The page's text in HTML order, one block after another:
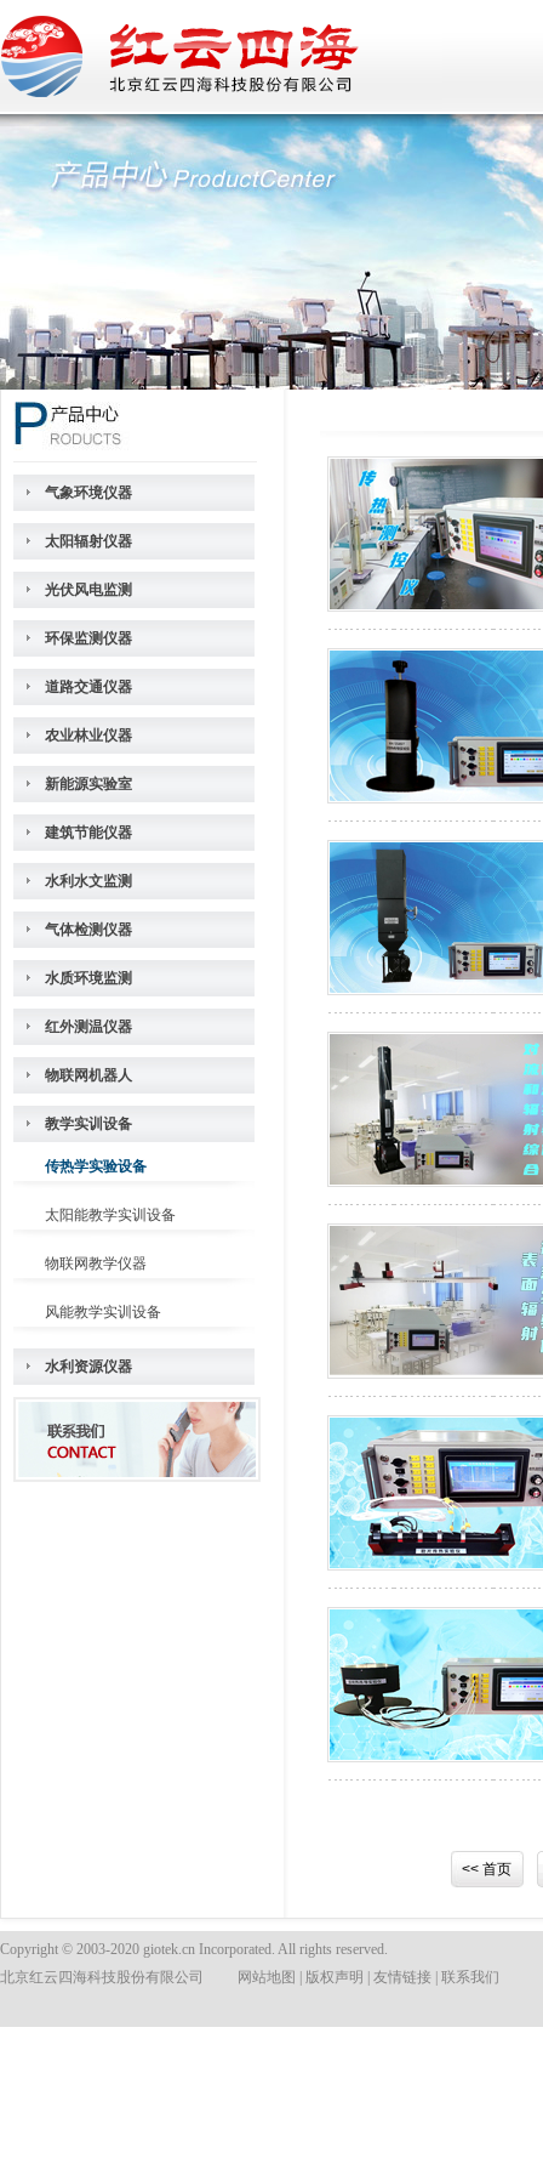
气象环境仪器
太阳辐射仪器
光伏风电监测
环保监测仪器
道路交通仪器
农业林业仪器
新能源实验室
建筑节能仪器
水利水文监测
气体检测仪器
水质环境监测
红外测温仪器
物联网机器人
教学实训设备
传热学实验设备
太阳能教学实训设备
物联网教学仪器
风能教学实训设备
水利资源仪器
<< 首页
Copyright © 2003-2020 giotek.cn Incorporated. All rights reserved.
北京红云四海科技股份有限公司
网站地图 版权声明 友情链接 联系我们